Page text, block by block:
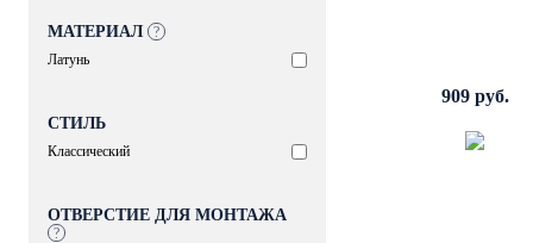
МАТЕРИАЛ ?
Латунь
СТИЛЬ
Классический
ОТВЕРСТИЕ ДЛЯ МОНТАЖА
?
909 руб.